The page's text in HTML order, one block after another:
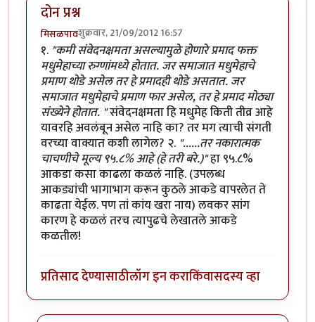
दोन प्रश्न
मिसळपावशुक्रवार, 21/09/2012 16:57
१. "कमी संवेदनक्षमता असल्यामुळे होणारे प्रमाद फक्त
मधुमेहाच्या रुग्णांमध्ये होतात. जर समाजात मधुमेहाचे
प्रमाण थोडे असेल तर हे प्रमादही थोडे असतात. जर
समाजात मधुमेहाचे प्रमाण फार असेल, तर हे प्रमाद मोठ्या
संख्येने होतात. "संवेदनक्षमता हि मधुमेह किती तीव्र आहे
यावरहि अवलंबून असेल नाहि का? तर मग त्याची संगती
वरच्या वाक्यात कशी लागेल? २. "......तर नकारात्मक
चाचणीचे मूल्य ९५.८% आहे (हे तरी बरे.)"हा ९५.८%
आकडा कसा काढला कळलं नाहि. (उपलब्ध
आकड्यांची भागाभाग करून कुठले आकडे वापरलेत ते
काढता येईल. पण तां कांय खरा नाय) लवकर सांग
कारण हे कळलं तरच त्यापुढचे लेखातले आकडे
कळतील!
प्रतिसाद देण्यासाठीलॉग इन कराकिंवासदस्य व्हा